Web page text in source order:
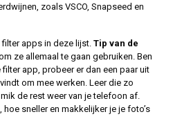
zoals VSCO, Snapseed en
apps in deze lijst. Tip van de
ze allemaal te gaan gebruiken. Ben
app, probeer er dan een paar uit
om mee werken. Leer die zo
de rest weer van je telefoon af.
sneller en makkelijker je je foto’s